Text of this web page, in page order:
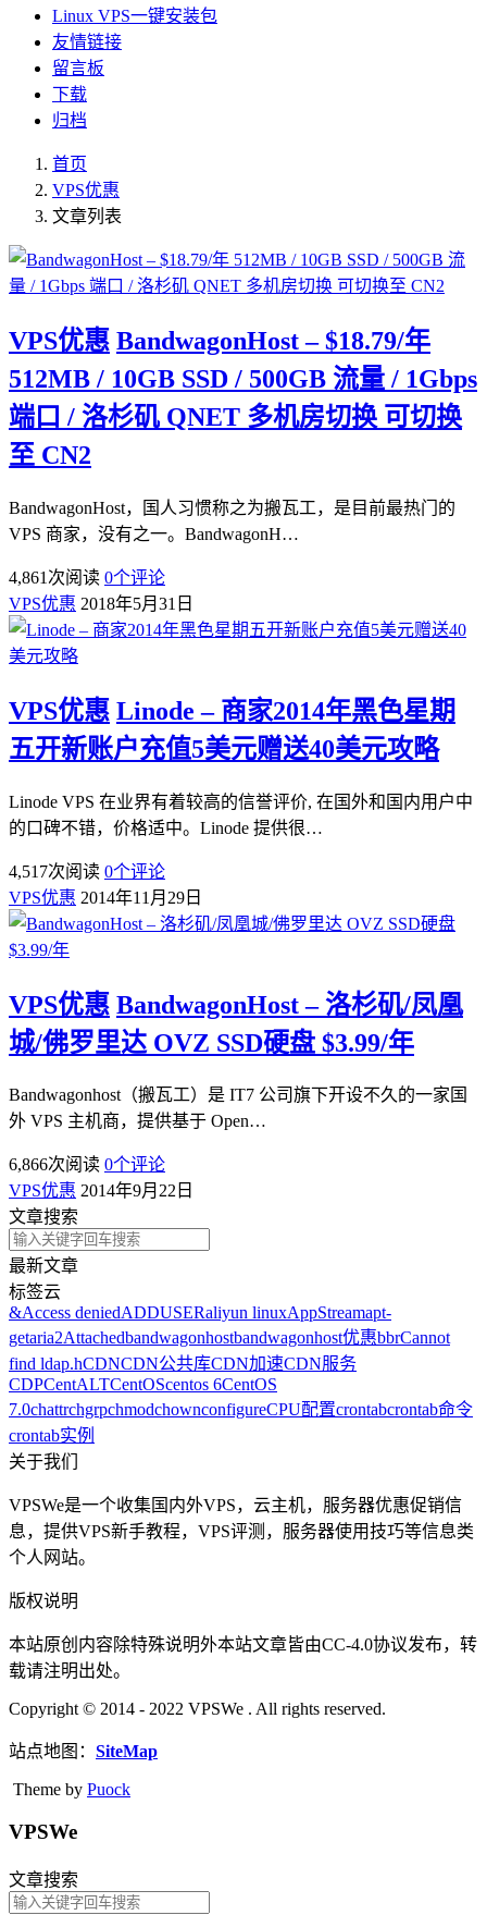
Linux VPS一键安装包
友情链接
留言板
下载
归档
首页
VPS优惠
文章列表
VPS优惠 BandwagonHost – $18.79/年
512MB / 10GB SSD / 500GB 流量 / 1Gbps
端口 / 洛杉矶 QNET 多机房切换 可切换
至 CN2
BandwagonHost，国人习惯称之为搬瓦工，是目前最热门的
VPS 商家，没有之一。BandwagonH…
4,861 次阅读 0个评论
VPS优惠 2018年5月31日
VPS优惠 Linode – 商家2014年黑色星期
五开新账户充值5美元赠送40美元攻略
Linode VPS 在业界有着较高的信誉评价, 在国外和国内用户中
的口碑不错，价格适中。Linode 提供很…
4,517次阅读 0个评论
VPS优惠 2014年11月29日
VPS优惠 BandwagonHost – 洛杉矶/凤凰
城/佛罗里达 OVZ SSD硬盘 $3.99/年
Bandwagonhost（搬瓦工）是 IT7 公司旗下开设不久的一家国
外 VPS 主机商，提供基于 Open…
6,866次阅读 0个评论
VPS优惠 2014年9月22日
文章搜索
最新文章
标签云
&Access deniedADDUSERaliyun linuxAppStreamapt-
getaria2Attachedbandwagonhostbandwagonhost优惠bbrCannot
find ldap.hCDNCDN公共库CDN加速CDN服务
CDPCentALTCentOScentos 6CentOS
7.0chattrchgrpchmodchownconfigureCPU配置crontabcrontab命令
crontab实例
关于我们
VPSWe是一个收集国内外VPS，云主机，服务器优惠促销信
息，提供VPS新手教程，VPS评测，服务器使用技巧等信息类
个人网站。
版权说明
本站原创内容除特殊说明外本站文章皆由CC-4.0协议发布，转
载请注明出处。
Copyright © 2014 - 2022 VPSWe . All rights reserved.
站点地图： SiteMap
Theme by Puock
VPSWe
文章搜索